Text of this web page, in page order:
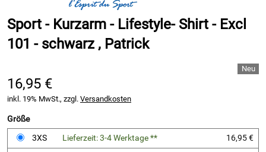
Sport - Kurzarm - Lifestyle- Shirt - Excl
101 - schwarz , Patrick
16,95 €
inkl. 19% MwSt., zzgl. Versandkosten
Größe
3XS
Lieferzeit: 3-4 Werktage **
16,95 €